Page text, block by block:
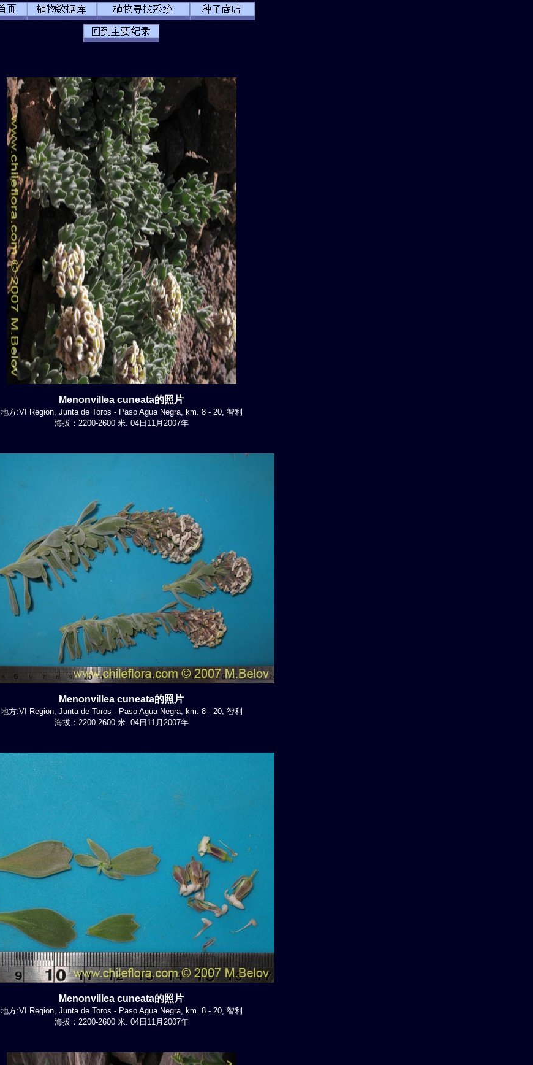
Menonvillea cuneata的照片
地方:VI Region, Junta de Toros - Paso Agua Negra, km. 8 - 20, 智利
海拔：2200-2600 米. 04日11月2007年
Menonvillea cuneata的照片
地方:VI Region, Junta de Toros - Paso Agua Negra, km. 8 - 20, 智利
海拔：2200-2600 米. 04日11月2007年
Menonvillea cuneata的照片
地方:VI Region, Junta de Toros - Paso Agua Negra, km. 8 - 20, 智利
海拔：2200-2600 米. 04日11月2007年